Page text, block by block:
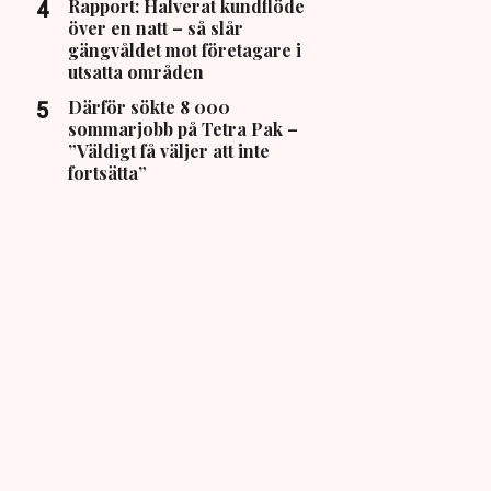
Rapport: Halverat kundflöde
över en natt – så slår
gängvåldet mot företagare i
utsatta områden
Därför sökte 8 000
sommarjobb på Tetra Pak –
”Väldigt få väljer att inte
fortsätta”